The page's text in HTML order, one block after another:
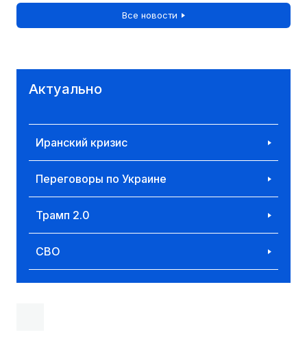
Все новости
Актуально
Иранский кризис
Переговоры по Украине
Трамп 2.0
СВО